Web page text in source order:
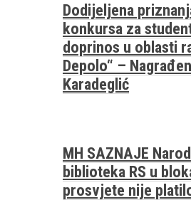
Dodijeljena
konkursa za
doprinos u oblasti
Depolo“ –
Karadeglić
MH SAZNAJE
biblioteka RS u
prosvjete nije